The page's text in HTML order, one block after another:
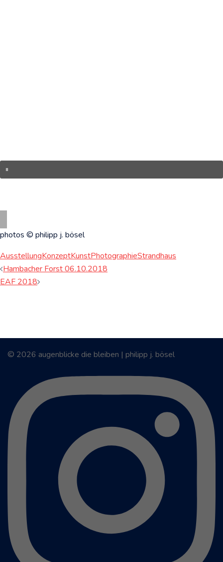
photos © philipp j. bösel
AusstellungKonzeptKunstPhotographieStrandhaus
Beitragsnavigation
Hambacher Forst 06.10.2018
EAF 2018
© 2026 augenblicke die bleiben | philipp j. bösel